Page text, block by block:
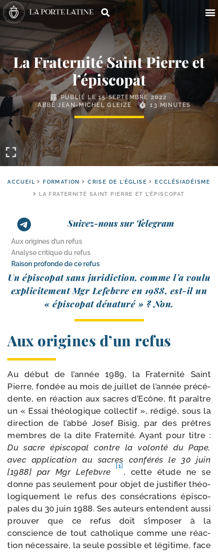
La Fraternité Saint Pierre et
l’épiscopat
PUBLIÉ LE15 SEPTEMBRE 2022
ABBÉ JEAN-MICHEL GLEIZE
13 MINUTES
ACCUEIL FORMATION CRISE DE L'ÉGLISE
ECCLÉSIADÉISME
LA FRATERNITÉ SAINT PIERRE ET L’ÉPISCOPAT
Suivez-nous sur Telegram
Aux origines d’un refus
Analyse critique du refus
Raison profonde de ce refus
Un épis­co­pat sans juri­dic­tion, comme l’a vou­lu
expli­ci­te­ment Mgr Lefebvre en 1988, est-​il un
« épis­co­pat déna­tu­ré » ? Non.
Aux origines d’un refus
Au début de l’année 1989, la Fraternité Saint
Pierre, fon­dée au mois de juillet de l’année pré­cé­
dente, en réac­tion aux sacres d’Ecône, fit paraître
un « Essai théo­lo­gique col­lec­tif », rédi­gé, sous la
direc­tion de l’abbé Josef Bisig, par des prêtres
membres de la dite Fraternité. Ayant pour titre :
Du sacre épis­co­pal contre la volon­té du Pape,
avec appli­ca­tion au sacres confé­rés le 30 juin
[1988] par Mgr Lefebvre
[1]
, cette étude ne se
donne pas seule­ment pour objet de jus­ti­fier théo­
lo­gi­que­ment le refus des consé­cra­tions épis­co­
pales du 30 juin 1988. Ses auteurs entendent aus­si
prou­ver que ce refus doit s’imposer à la
conscience de tout catho­lique comme une réac­
tion néces­saire, la seule pos­sible et légi­time, face